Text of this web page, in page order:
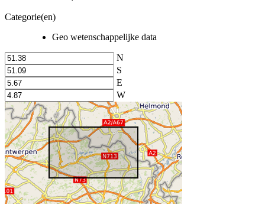
Categorie(en)
Geo wetenschappelijke data
N
S
E
W